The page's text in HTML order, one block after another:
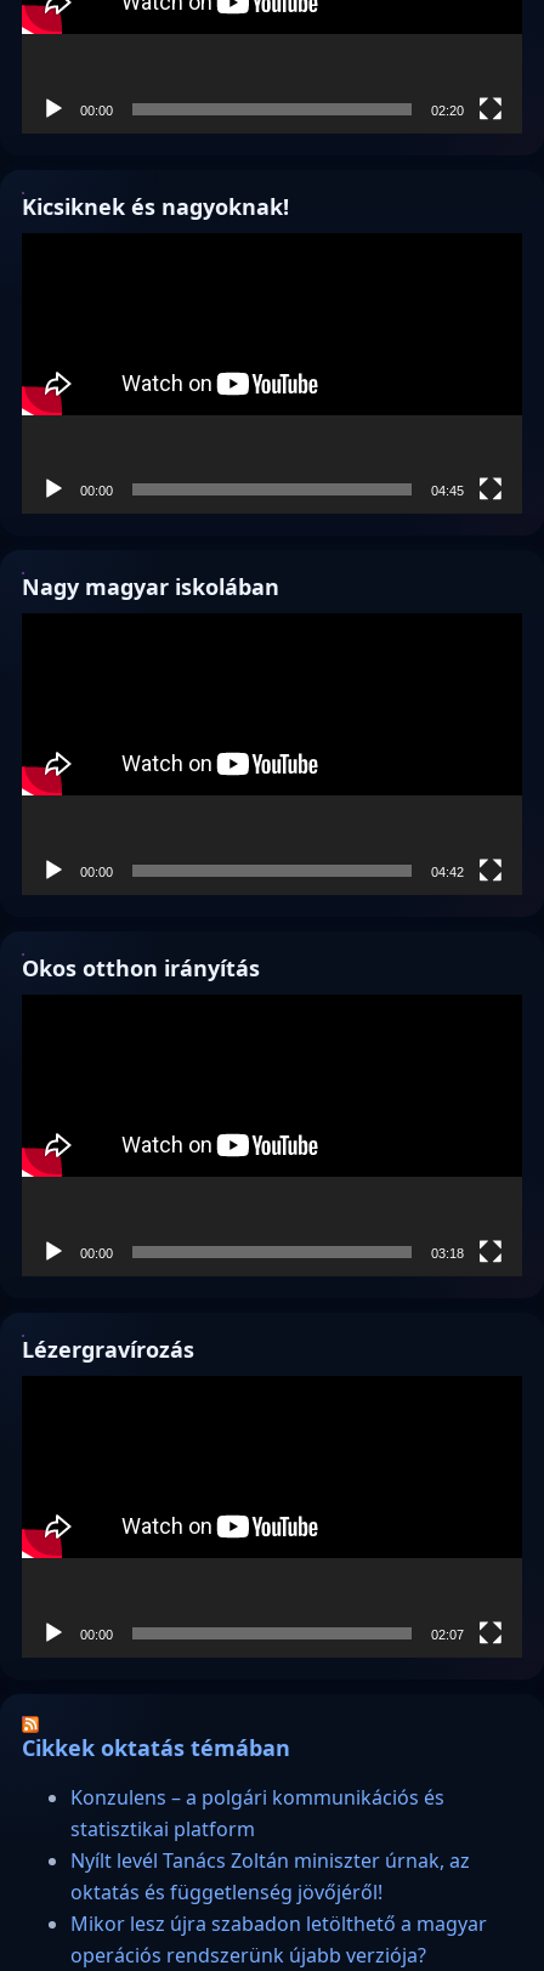
00:00 02:20
Kicsiknek és nagyoknak!
00:00 04:45
Nagy magyar iskolában
00:00 04:42
Okos otthon irányítás
00:00 03:18
Lézergravírozás
00:00 02:07
Cikkek oktatás témában
Konzulens – a polgári kommunikációs és
statisztikai platform
Nyílt levél Tanács Zoltán miniszter úrnak, az
oktatás és függetlenség jövőjéről!
Mikor lesz újra szabadon letölthető a magyar
operációs rendszerünk újabb verziója?